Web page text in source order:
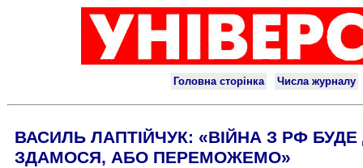
ВАСИЛЬ ЛАПТІЙЧУК: «ВІЙНА З РФ
ЗДАМОСЯ, АБО ПЕРЕМОЖЕМО»